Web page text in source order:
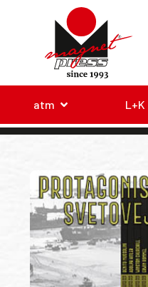
atm L+K